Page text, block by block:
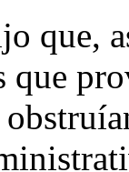
que,
que